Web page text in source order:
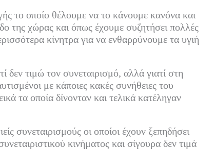
το οποίο θέλουμε να το κάνουμε κανόνα και
της χώρας και όπως έχουμε συζητήσει πολλές
κίνητρα για να ενθαρρύνουμε τα υγιή
δεν τιμώ τον συνεταιρισμό, αλλά γιατί στη
με κάποιες κακές συνήθειες του
τα οποία δίνονταν και τελικά κατέληγαν
συνεταιρισμούς οι οποίοι έχουν ξεπηδήσει
κινήματος και σίγουρα δεν τιμά